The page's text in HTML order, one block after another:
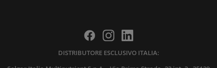
DISTRIBUTORE ESCLUSIVO ITALIA: